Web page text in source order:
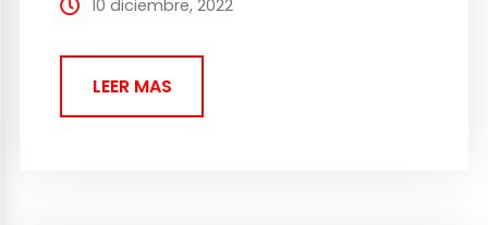
10 diciembre, 2022
LEER MAS